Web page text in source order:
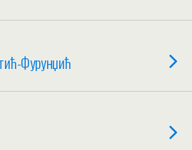
Фурунџић